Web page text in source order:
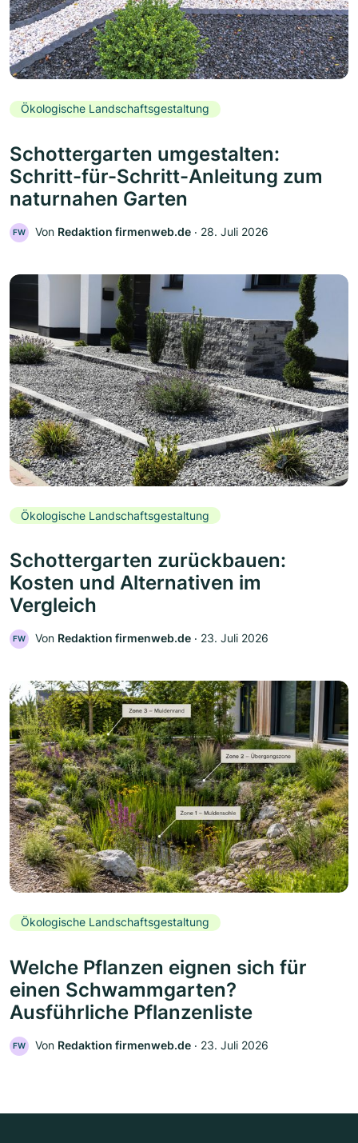
Ökologische Landschaftsgestaltung
Schottergarten umgestalten:
Schritt-für-Schritt-Anleitung zum
naturnahen Garten
FW Von Redaktion firmenweb.de ‧ 28. Juli 2026
Ökologische Landschaftsgestaltung
Schottergarten zurückbauen:
Kosten und Alternativen im
Vergleich
FW Von Redaktion firmenweb.de ‧ 23. Juli 2026
Ökologische Landschaftsgestaltung
Welche Pflanzen eignen sich für
einen Schwammgarten?
Ausführliche Pflanzenliste
FW Von Redaktion firmenweb.de ‧ 23. Juli 2026